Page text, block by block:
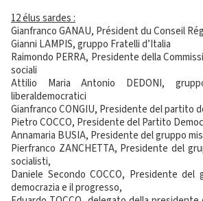
12 élus sardes :
Gianfranco GANAU, Président du Conseil
Gianni LAMPIS, gruppo Fratelli d’Italia
Raimondo PERRA, Presidente della
sociali
Attilio Maria Antonio DEDONI,
liberaldemocratici
Gianfranco CONGIU, Presidente del partito
Pietro COCCO, Presidente del Partito
Annamaria BUSIA, Presidente del gruppo
Pierfranco ZANCHETTA, Presidente del
socialisti,
Daniele Secondo COCCO, Presidente
democrazia e il progresso,